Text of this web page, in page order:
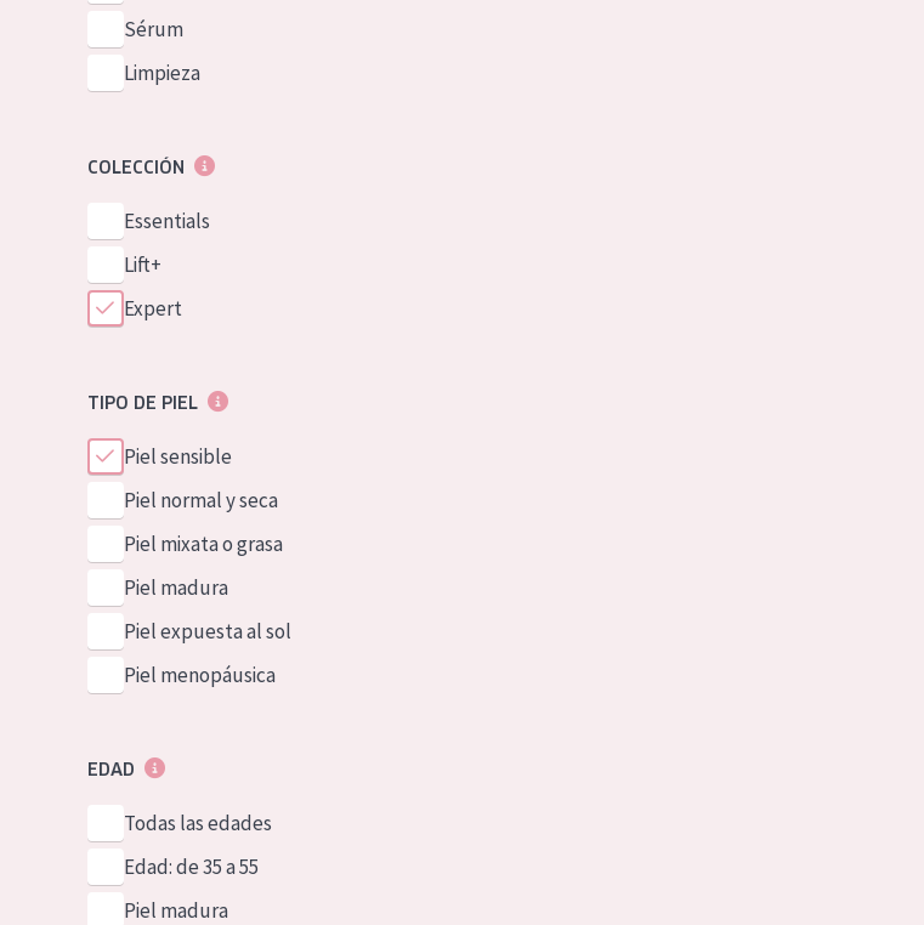
Sérum
Limpieza
COLECCIÓN
Essentials
Lift+
Expert
TIPO DE PIEL
Piel sensible
Piel normal y seca
Piel mixata o grasa
Piel madura
Piel expuesta al sol
Piel menopáusica
EDAD
Todas las edades
Edad: de 35 a 55
Piel madura